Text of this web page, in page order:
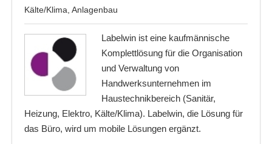
Kälte/Klima, Anlagenbau
Labelwin ist eine kaufmännische
Komplettlösung für die Organisation
und Verwaltung von
Handwerksunternehmen im
Haustechnikbereich (Sanitär,
Heizung, Elektro, Kälte/Klima). Labelwin, die Lösung für
das Büro, wird um mobile Lösungen ergänzt.